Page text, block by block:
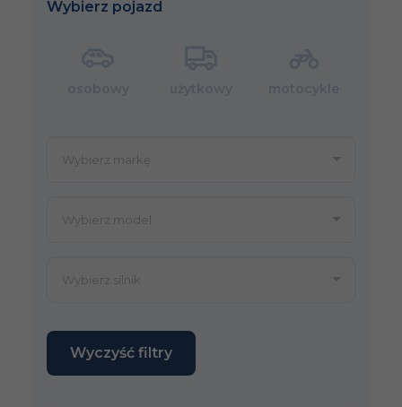
Wybierz pojazd
Wyczyść filtry